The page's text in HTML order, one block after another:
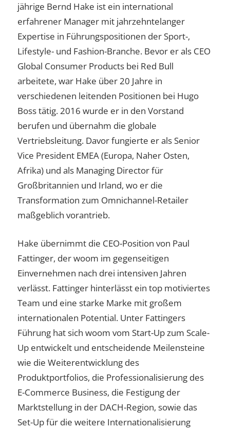
jährige Bernd Hake ist ein international
erfahrener Manager mit jahrzehntelanger
Expertise in Führungspositionen der Sport-,
Lifestyle- und Fashion-Branche. Bevor er als CEO
Global Consumer Products bei Red Bull
arbeitete, war Hake über 20 Jahre in
verschiedenen leitenden Positionen bei Hugo
Boss tätig. 2016 wurde er in den Vorstand
berufen und übernahm die globale
Vertriebsleitung. Davor fungierte er als Senior
Vice President EMEA (Europa, Naher Osten,
Afrika) und als Managing Director für
Großbritannien und Irland, wo er die
Transformation zum Omnichannel-Retailer
maßgeblich vorantrieb.
Hake übernimmt die CEO-Position von Paul
Fattinger, der woom im gegenseitigen
Einvernehmen nach drei intensiven Jahren
verlässt. Fattinger hinterlässt ein top motiviertes
Team und eine starke Marke mit großem
internationalen Potential. Unter Fattingers
Führung hat sich woom vom Start-Up zum Scale-
Up entwickelt und entscheidende Meilensteine
wie die Weiterentwicklung des
Produktportfolios, die Professionalisierung des
E-Commerce Business, die Festigung der
Marktstellung in der DACH-Region, sowie das
Set-Up für die weitere Internationalisierung